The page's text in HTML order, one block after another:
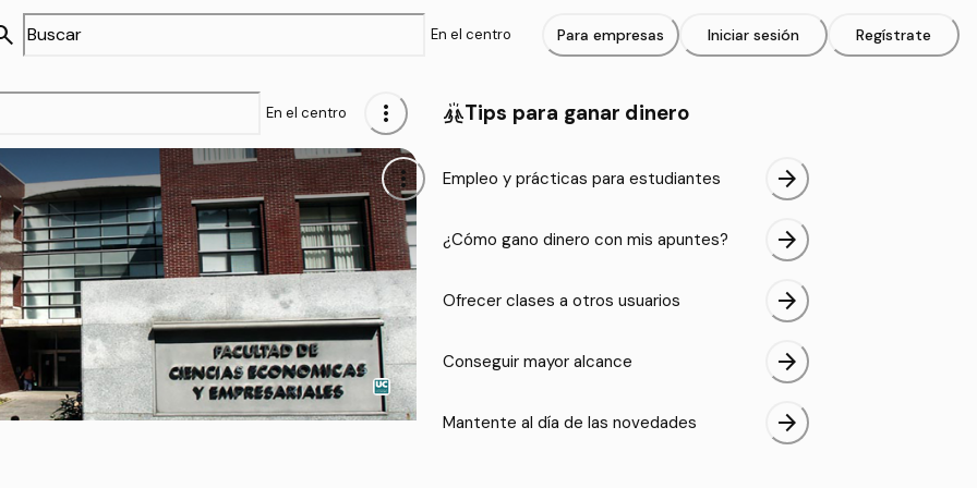
En el centro more_vert
more_vert
cheerTips para ganar dinero
Empleo y prácticas para estudiantes arrow_forward
¿Cómo gano dinero con mis apuntes? arrow_forward
Ofrecer clases a otros usuarios arrow_forward
Conseguir mayor alcance arrow_forward
Mantente al día de las novedades arrow_forward
En el centro Para empresas Iniciar sesión Regístrate